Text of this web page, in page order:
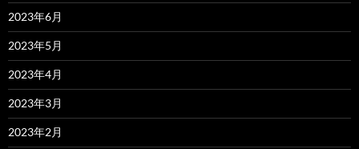
2023年6月
2023年5月
2023年4月
2023年3月
2023年2月